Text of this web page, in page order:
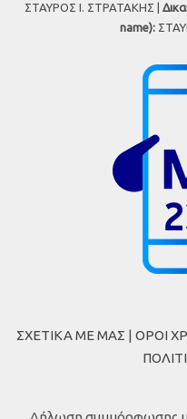
ΣΤΑΥΡΟΣ Ι. ΣΤΡΑΤΑΚΗΣ |
name):
ΣΧΕΤΙΚΑ ΜΕ ΜΑΣ | ΟΡΟΙ